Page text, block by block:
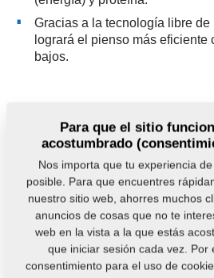
Gracias a la tecnología libre de
logrará el pienso más eficiente
bajos.
fabricación y suministro de
obtención y procesamiento
piensos para animales de
combina un profundo
experiencia práctica para
óptimas a nuestros clientes.
sostenibilidad y la eficiencia,
Para que el sitio
acostumbrado
Nos importa que tu experiencia
posible. Para que encuentres
nuestro sitio web, ahorres muchos
anuncios de cosas que no te
web en la vista a la que estás
que iniciar sesión cada vez. Por
consentimiento para el uso de